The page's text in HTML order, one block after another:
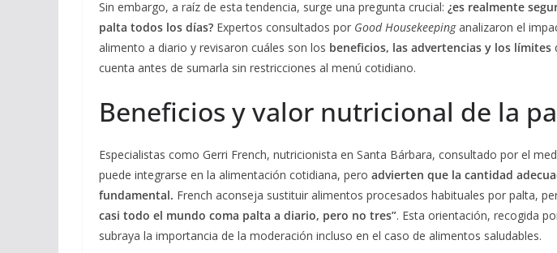
Sin embargo, a raíz de esta tendencia, surge una pregunta crucial: ¿es realmente
palta todos los días? Expertos consultados por Good Housekeepinganalizaron el
alimento a diario y revisaron cuáles son los beneficios, las advertencias y los límites
cuenta antes de sumarla sin restricciones al menú cotidiano.
Beneficios y valor nutricional de la
Especialistas como Gerri French, nutricionista en Santa Bárbara, consultado por el
puede integrarse en la alimentación cotidiana, pero advierten que la cantidad
fundamental. French aconseja sustituir alimentos procesados habituales por palta,
casi todo el mundo coma palta a diario, pero no tres”. Esta orientación, recogida
subraya la importancia de la moderación incluso en el caso de alimentos saludables.